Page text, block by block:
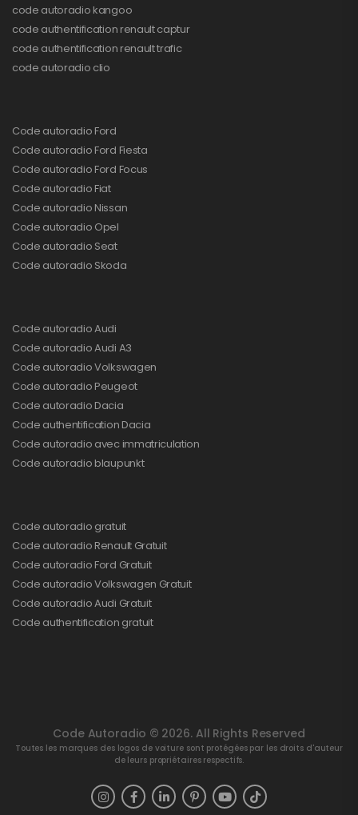
code autoradio kangoo
code authentification renault captur
code authentification renault trafic
code autoradio clio
Code autoradio Ford
Code autoradio Ford Fiesta
Code autoradio Ford Focus
Code autoradio Fiat
Code autoradio Nissan
Code autoradio Opel
Code autoradio Seat
Code autoradio Skoda
Code autoradio Audi
Code autoradio Audi A3
Code autoradio Volkswagen
Code autoradio Peugeot
Code autoradio Dacia
Code authentification Dacia
Code autoradio avec immatriculation
Code autoradio blaupunkt
Code autoradio gratuit
Code autoradio Renault Gratuit
Code autoradio Ford Gratuit
Code autoradio Volkswagen Gratuit
Code autoradio Audi Gratuit
Code authentification gratuit
Code Autoradio © 2026. All Rights Reserved
Toutes les marques des logos de voiture sont protégées par les droits d'auteur
de leurs propriétaires respectifs.